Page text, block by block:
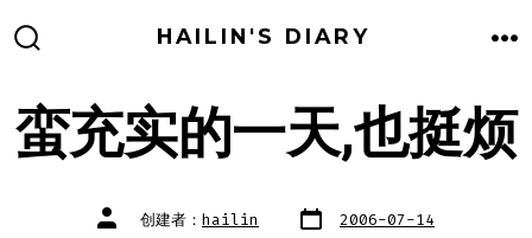
关
HAILIN'S DIARY
蛮充实的一天,也挺烦
文
章 创建者： hailin 文
章
2006-07-14